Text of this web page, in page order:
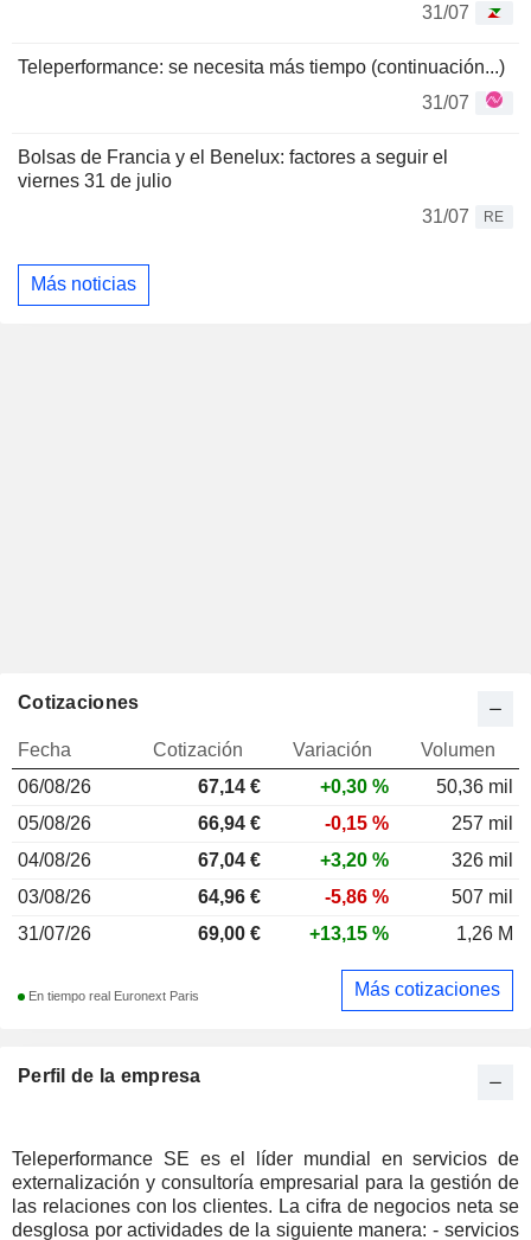
31/07
Teleperformance: se necesita más tiempo (continuación...)
31/07
Bolsas de Francia y el Benelux: factores a seguir el
viernes 31 de julio
31/07
RE
Más noticias
Perfil de la empresa
Teleperformance SE es el líder mundial en servicios de
externalización y consultoría empresarial para la gestión de
las relaciones con los clientes. La cifra de negocios neta se
desglosa por actividades de la siguiente manera: - servicios
Cotizaciones
Fecha Cotización Variación
Volumen
06/08/26
67,14 € +0,30 %
50,36 mil
05/08/26
66,94 € -0,15 %
257 mil
04/08/26
67,04 € +3,20 %
326 mil
03/08/26
64,96 € -5,86 %
507 mil
31/07/26
69,00 € +13,15 % 1,26 M
En tiempo real Euronext Paris Más cotizaciones